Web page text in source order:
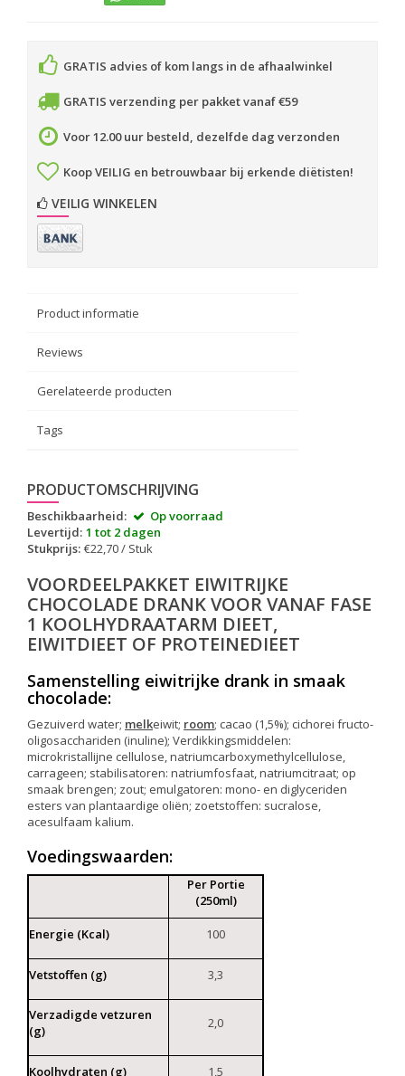
GRATIS advies of kom langs in de afhaalwinkel
GRATIS verzending per pakket vanaf €59
Voor 12.00 uur besteld, dezelfde dag verzonden
Koop VEILIG en betrouwbaar bij erkende diëtisten!
VEILIG WINKELEN
Product informatie
Reviews
Gerelateerde producten
Tags
PRODUCTOMSCHRIJVING
Beschikbaarheid:
Op voorraad
Levertijd: 1 tot 2 dagen
Stukprijs: €22,70 / Stuk
VOORDEELPAKKET EIWITRIJKE
CHOCOLADE DRANK VOOR VANAF FASE
1 KOOLHYDRAATARM DIEET,
EIWITDIEET OF PROTEINEDIEET
Samenstelling eiwitrijke drank in smaak
chocolade:
Gezuiverd water; melkeiwit; room; cacao (1,5%); cichorei fructo-
oligosacchariden (inuline); Verdikkingsmiddelen:
microkristallijne cellulose, natriumcarboxymethylcellulose,
carrageen; stabilisatoren: natriumfosfaat, natriumcitraat; op
smaak brengen; zout; emulgatoren: mono- en diglyceriden
esters van plantaardige oliën; zoetstoffen: sucralose,
acesulfaam kalium.
Voedingswaarden:
Per Portie
(250ml)
Energie (Kcal) 100
Vetstoffen (g) 3,3
Verzadigde vetzuren
(g)
2,0
Koolhydraten (g) 1,5